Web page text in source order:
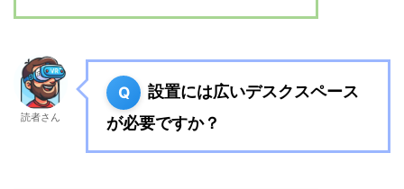
読者さん
Q
設置には広いデスクスペース
が必要ですか？